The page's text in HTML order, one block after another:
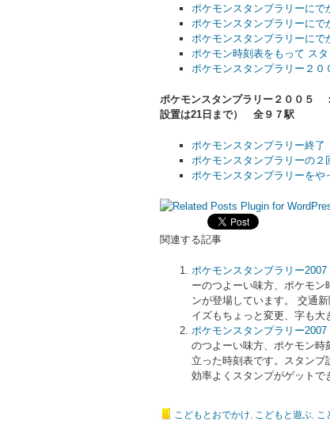
ポケモンスタンプラリーに
ポケモンスタンプラリーに
ポケモンスタンプラリーに
ポケモン時刻表をもって ス
ポケモンスタンプラリー２
ポケモンスタンプラリー２００５
設置は21日まで） 全９７駅
ポケモンスタンプラリー終了
ポケモンスタンプラリーの２
ポケモンスタンプラリーをや
関連する記事
ポケモンスタンプラリー
ーのつよーい味方、ポケモ
ンが登場しています。 交通
イズもちょっと変更、字も
ポケモンスタンプラリー
のつよーい味方、ポケモン時
立った時刻表です。スタンプ
効率よくスタンプがゲットで
こどもとおでかけ, こどもと遊ぶ, こ